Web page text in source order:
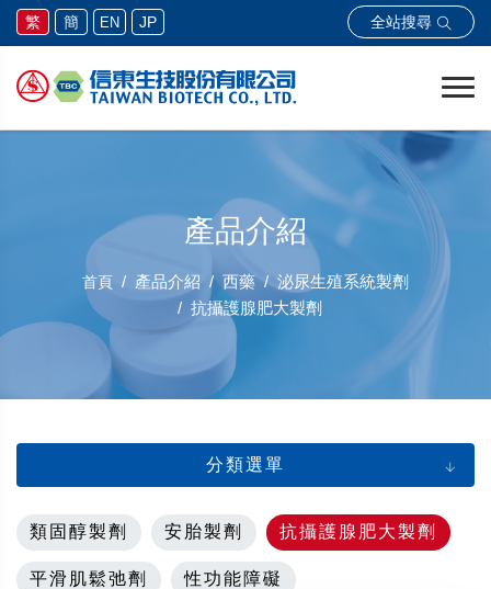
繁 簡 EN JP 全站搜尋
產品介紹
首頁 產品介紹 西藥
泌尿生殖系統製劑
抗攝護腺肥大製劑
分類選單
類固醇製劑 安胎製劑 抗攝護腺肥大製劑
平滑肌鬆弛劑 性功能障礙